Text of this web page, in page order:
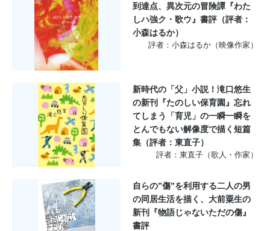
到達点、異次元の冒険譚『わた
しハ強ク・歌ウ』書評（評者：
小森はるか）
評者：小森はるか（映像作家）
新時代の「父」小説！滝口悠生
の新刊『たのしい保育園』忘れ
てしまう「育児」の一瞬一瞬を
とんでもない解像度で描く短篇
集（評者：東直子）
評者：東直子（歌人・作家）
自らの”傷”を利用する二人の男
の同居生活を描く、大前粟生の
新刊『物語じゃないただの傷』
書評